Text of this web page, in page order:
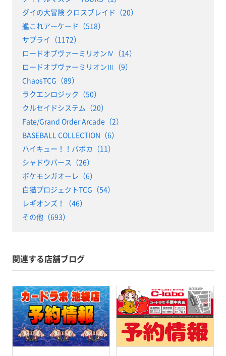
ダイの大冒険 クロスブレイド（20）
艦これアーケード（518）
サプライ（1172）
ロードオブヴァーミリオンⅣ（14）
ロードオブヴァーミリオンⅢ（9）
ChaosTCG（89）
ラクエンロジック（50）
クルセイドシステム（20）
Fate/Grand Order Arcade（2）
BASEBALL COLLECTION（6）
ハイキュー！！バボカ（11）
シャドウバース（26）
ポケモンガオーレ（6）
白猫プロジェクトTCG（54）
レギオンズ！（46）
その他（693）
関連する店舗ブログ